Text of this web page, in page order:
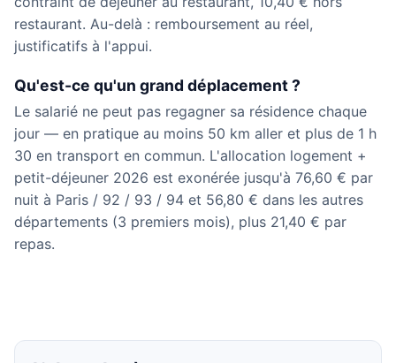
restaurant. Au-delà : remboursement au réel,
justificatifs à l'appui.
Qu'est-ce qu'un grand déplacement ?
Le salarié ne peut pas regagner sa résidence chaque
jour — en pratique au moins 50 km aller et plus de 1 h
30 en transport en commun. L'allocation logement +
petit-déjeuner 2026 est exonérée jusqu'à 76,60 € par
nuit à Paris / 92 / 93 / 94 et 56,80 € dans les autres
départements (3 premiers mois), plus 21,40 € par
repas.